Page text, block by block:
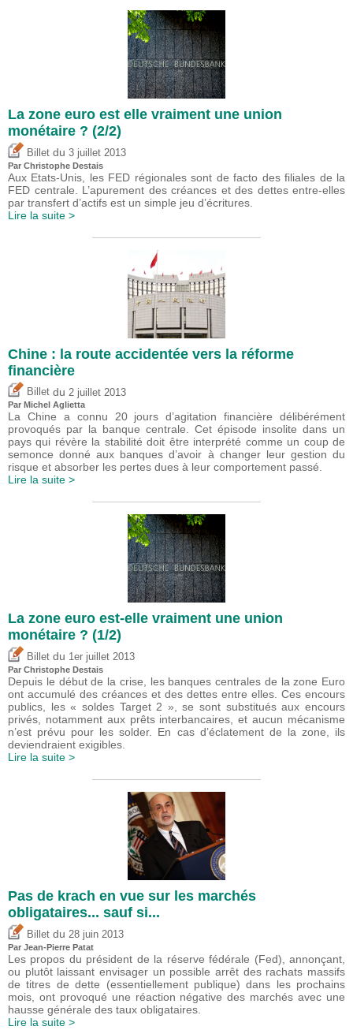
La zone euro est elle vraiment une union
monétaire ? (2/2)
Billet du 3 juillet 2013
Par Christophe Destais
Aux Etats-Unis, les FED régionales sont de facto des filiales de la
FED centrale. L’apurement des créances et des dettes entre-elles
par transfert d’actifs est un simple jeu d’écritures.
Lire la suite >
Chine : la route accidentée vers la réforme
financière
Billet du 2 juillet 2013
Par Michel Aglietta
La Chine a connu 20 jours d’agitation financière délibérément
provoqués par la banque centrale. Cet épisode insolite dans un
pays qui révère la stabilité doit être interprété comme un coup de
semonce donné aux banques d’avoir à changer leur gestion du
risque et absorber les pertes dues à leur comportement passé.
Lire la suite >
La zone euro est-elle vraiment une union
monétaire ? (1/2)
Billet du 1er juillet 2013
Par Christophe Destais
Depuis le début de la crise, les banques centrales de la zone Euro
ont accumulé des créances et des dettes entre elles. Ces encours
publics, les « soldes Target 2 », se sont substitués aux encours
privés, notamment aux prêts interbancaires, et aucun mécanisme
n’est prévu pour les solder. En cas d’éclatement de la zone, ils
deviendraient exigibles.
Lire la suite >
Pas de krach en vue sur les marchés
obligataires... sauf si...
Billet du 28 juin 2013
Par Jean-Pierre Patat
Les propos du président de la réserve fédérale (Fed), annonçant,
ou plutôt laissant envisager un possible arrêt des rachats massifs
de titres de dette (essentiellement publique) dans les prochains
mois, ont provoqué une réaction négative des marchés avec une
hausse générale des taux obligataires.
Lire la suite >